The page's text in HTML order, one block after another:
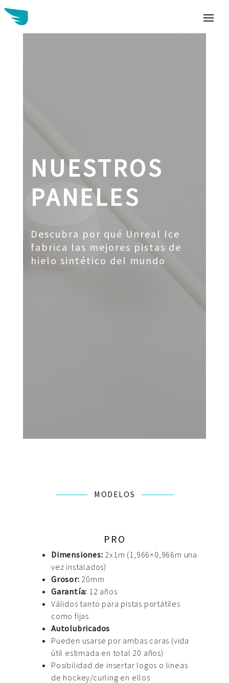
NUESTROS
PANELES
Descubra por qué Unreal Ice
fabrica las mejores pistas de
hielo sintético del mundo
MODELOS
PRO
Dimensiones: 2x1m (1,966×0,966m una
vez instalados)
Grosor: 20mm
Garantía: 12 años
Válidos tanto para pistas portátiles
como fijas
Autolubricados
Pueden usarse por ambas caras (vida
útil estimada en total 20 años)
Posibilidad de insertar logos o lineas
de hockey/curling en ellos